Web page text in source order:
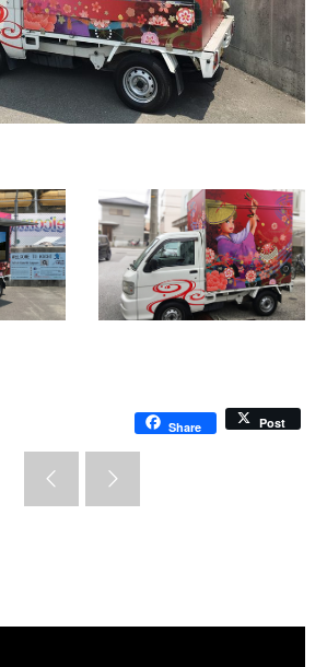
Share Post